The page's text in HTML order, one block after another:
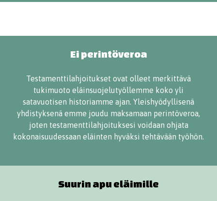
Ei perintöveroa
Testamenttilahjoitukset ovat olleet merkittävä
tukimuoto eläinsuojelutyöllemme koko yli
satavuotisen historiamme ajan. Yleishyödyllisenä
yhdistyksenä emme joudu maksamaan perintöveroa,
joten testamenttilahjoituksesi voidaan ohjata
kokonaisuudessaan eläinten hyväksi tehtävään työhön.
Suurin apu eläimille